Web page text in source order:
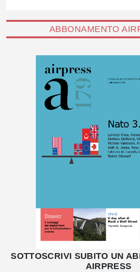
ABBONAMENTO
SOTTOSCRIVI SUBITO UN
AIRPRESS